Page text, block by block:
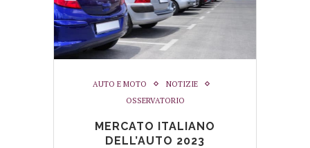
AUTO E MOTO
NOTIZIE
OSSERVATORIO
MERCATO ITALIANO
DELL’AUTO 2023